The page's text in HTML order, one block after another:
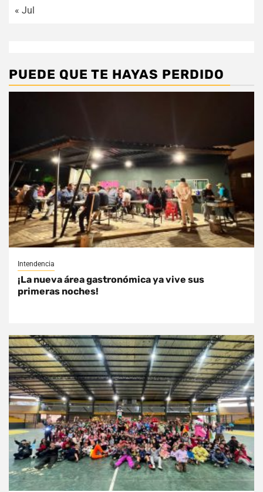
« Jul
PUEDE QUE TE HAYAS PERDIDO
Intendencia
¡La nueva área gastronómica ya vive sus
primeras noches!